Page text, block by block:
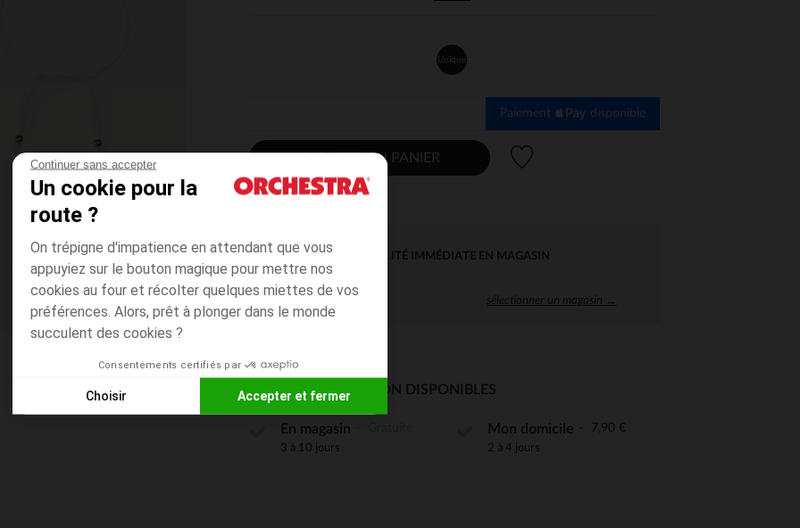
Continuer sans accepter
Un cookie pour la
route ?
On trépigne d'impatience en attendant que vous
appuyiez sur le bouton magique pour mettre nos
cookies au four et récolter quelques miettes de vos
préférences. Alors, prêt à plonger dans le monde
succulent des cookies ?
Consentements certifiés par
Choisir Accepter et fermer
Plateforme de Gestion du Consentement : Personnalisez vos Options
Unique
Paiement disponible
AJOUTER AU PANIER
DISPONIBILITÉ IMMÉDIATE EN MAGASIN
sélectionner un magasin →
MODES DE LIVRAISON DISPONIBLES
En magasin
3 à 10 jours
Mon domicile 7,90 €
2 à 4 jours